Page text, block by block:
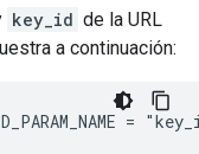
key_id de la URL
a continuación:
=